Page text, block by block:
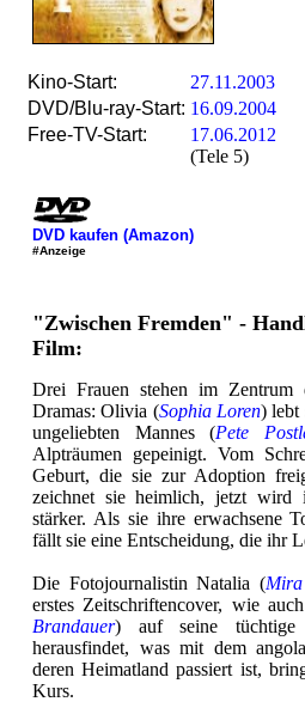
Kino-Start:
27.11.2003
DVD/Blu-ray-Start: 16.09.2004
Free-TV-Start:
17.06.2012
(Tele 5)
DVD kaufen (Amazon)
#Anzeige
"Zwischen Fremden" -
Film:
Drei Frauen stehen im Zentrum
Dramas: Olivia (Sophia Loren) lebt
ungeliebten Mannes (Pete
Alpträumen gepeinigt. Vom
Geburt, die sie zur Adoption
zeichnet sie heimlich, jetzt wird
stärker. Als sie ihre erwachsene
fällt sie eine Entscheidung, die ihr
Die Fotojournalistin Natalia (
erstes Zeitschriftencover, wie
Brandauer) auf seine
herausfindet, was mit dem
deren Heimatland passiert ist,
Kurs.